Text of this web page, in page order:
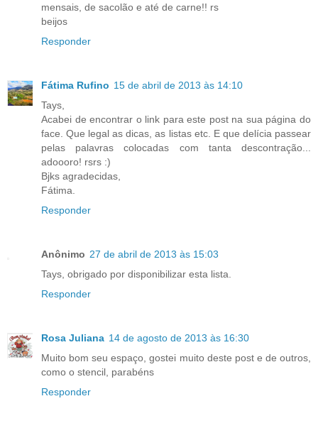
mensais, de sacolão e até de carne!! rs
beijos
Responder
Fátima Rufino 15 de abril de 2013 às 14:10
Tays,
Acabei de encontrar o link para este post na sua página do
face. Que legal as dicas, as listas etc. E que delícia passear
pelas palavras colocadas com tanta descontração...
adoooro! rsrs :)
Bjks agradecidas,
Fátima.
Responder
Anônimo 27 de abril de 2013 às 15:03
Tays, obrigado por disponibilizar esta lista.
Responder
Rosa Juliana 14 de agosto de 2013 às 16:30
Muito bom seu espaço, gostei muito deste post e de outros,
como o stencil, parabéns
Responder